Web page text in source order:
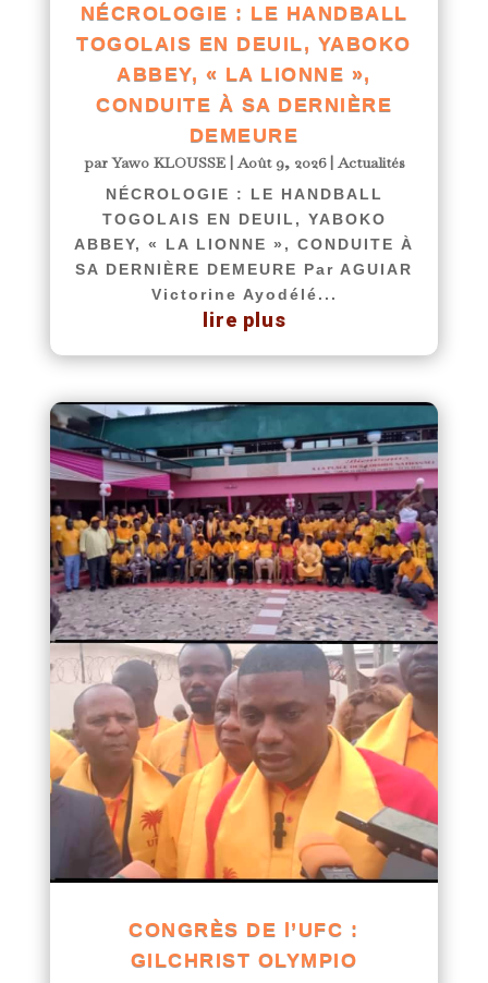
NÉCROLOGIE : LE HANDBALL
TOGOLAIS EN DEUIL, YABOKO
ABBEY, « LA LIONNE »,
CONDUITE À SA DERNIÈRE
DEMEURE
parYawo KLOUSSE|Août 9, 2026|Actualités
NÉCROLOGIE : LE HANDBALL
TOGOLAIS EN DEUIL, YABOKO
ABBEY, « LA LIONNE », CONDUITE À
SA DERNIÈRE DEMEURE Par AGUIAR
Victorine Ayodélé...
lire plus
CONGRÈS DE l’UFC :
GILCHRIST OLYMPIO